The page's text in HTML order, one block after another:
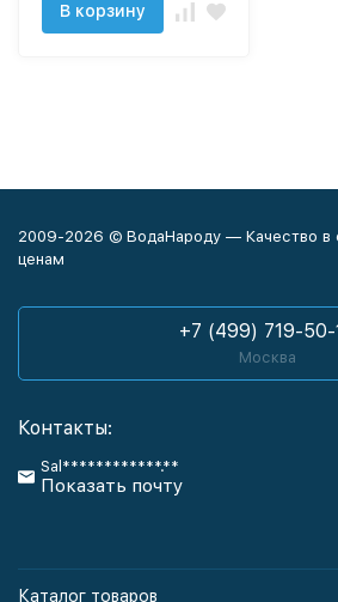
В корзину
2009-2026 © ВодаНароду — Качество в
ценам
+7 (499) 719-50-
Москва
Контакты:
Sal************.**
Показать почту
Каталог товаров